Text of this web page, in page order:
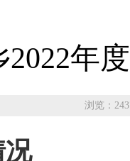
2022年
浏览：
况